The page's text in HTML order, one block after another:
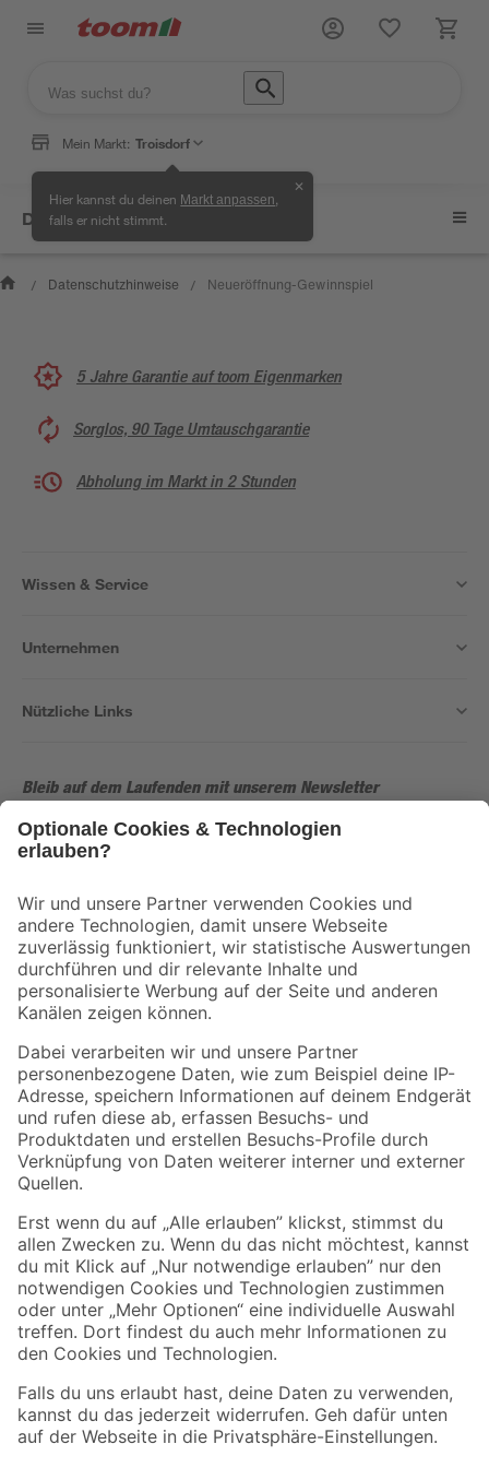
Mein Markt: Troisdorf
Hier kannst du deinen Markt anpassen
falls er nicht stimmt.
✕
Datenschutzhinweise
/ Datenschutzhinweise / Neueröffnung-Gewinnspiel
5 Jahre Garantie auf toom Eigenmarken
Sorglos, 90 Tage Umtauschgarantie
Abholung im Markt in 2 Stunden
Wissen & Service
Unternehmen
Nützliche Links
Bleib auf dem Laufenden mit unserem Newsletter
Der toom Newsletter: Keine Angebote und Aktionen mehr verpassen!
Folge uns
Zahlungsarten Versandarten
Sicher einkaufen
Jetzt die toom-App herunterladen
Alle Preisangaben in EUR inkl. gesetzl. MwSt.. Die dargestellten Angebote sind unter
Umständen nicht in allen Märkten verfügbar. Die angegebenen Verfügbarkeiten beziehen
sich auf den unter "Mein Markt" ausgewählten toom Baumarkt. Alle Angebote und